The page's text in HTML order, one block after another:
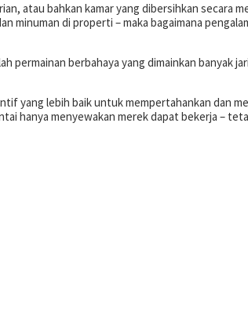
atau bahkan kamar yang dibersihkan secara
minuman di properti – maka bagaimana
permainan berbahaya yang dimainkan banyak
yang lebih baik untuk mempertahankan dan
hanya menyewakan merek dapat bekerja –